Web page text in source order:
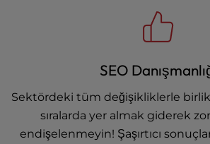
SEO
Sektördeki tüm değişikliklerle
sıralarda yer almak giderek
endişelenmeyin! Şaşırtıcı